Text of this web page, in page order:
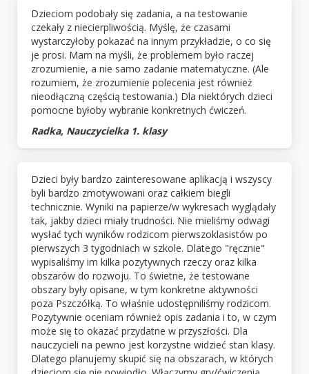
Dzieciom podobały się zadania, a na testowanie
czekały z niecierpliwością. Myślę, że czasami
wystarczyłoby pokazać na innym przykładzie, o co się
je prosi. Mam na myśli, że problemem było raczej
zrozumienie, a nie samo zadanie matematyczne. (Ale
rozumiem, że zrozumienie polecenia jest również
nieodłączną częścią testowania.) Dla niektórych dzieci
pomocne byłoby wybranie konkretnych ćwiczeń.
Radka, Nauczycielka 1. klasy
Dzieci były bardzo zainteresowane aplikacją i wszyscy
byli bardzo zmotywowani oraz całkiem biegli
technicznie. Wyniki na papierze/w wykresach wyglądały
tak, jakby dzieci miały trudności. Nie mieliśmy odwagi
wysłać tych wyników rodzicom pierwszoklasistów po
pierwszych 3 tygodniach w szkole. Dlatego "ręcznie"
wypisaliśmy im kilka pozytywnych rzeczy oraz kilka
obszarów do rozwoju. To świetne, że testowane
obszary były opisane, w tym konkretne aktywności
poza Pszczółką. To właśnie udostępniliśmy rodzicom.
Pozytywnie oceniam również opis zadania i to, w czym
może się to okazać przydatne w przyszłości. Dla
nauczycieli na pewno jest korzystne widzieć stan klasy.
Dlatego planujemy skupić się na obszarach, w których